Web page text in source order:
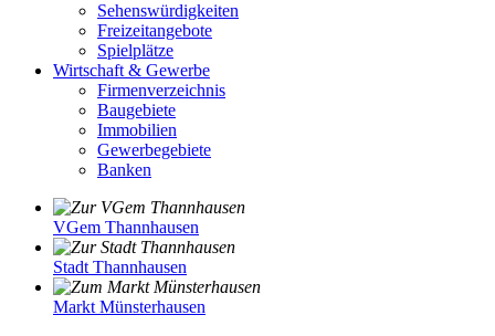
Sehenswürdigkeiten
Freizeitangebote
Spielplätze
Wirtschaft & Gewerbe
Firmenverzeichnis
Baugebiete
Immobilien
Gewerbegebiete
Banken
VGem Thannhausen
Stadt Thannhausen
Markt Münsterhausen